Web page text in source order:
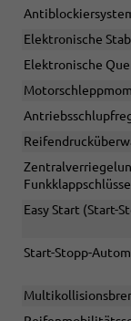
Elektronische
Elektronische
Easy Start (Start-
Start-Stopp-